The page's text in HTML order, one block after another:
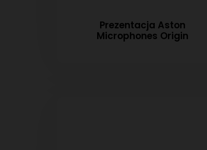
Prezentacja Aston
Microphones Origin